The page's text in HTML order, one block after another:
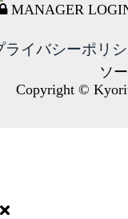
MANAGER
ライバシーポリ
ソ
Copyright ©